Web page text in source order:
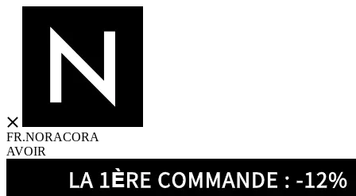
FR.NORACORA
AVOIR